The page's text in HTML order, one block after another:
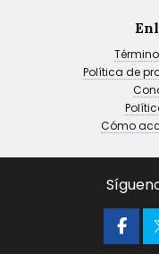
Política de
Cómo